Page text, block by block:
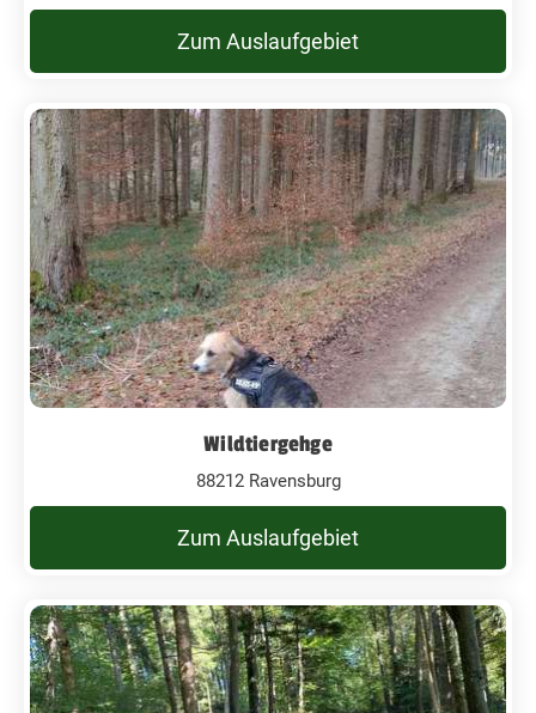
Zum Auslaufgebiet
Wildtiergehge
88212 Ravensburg
Zum Auslaufgebiet